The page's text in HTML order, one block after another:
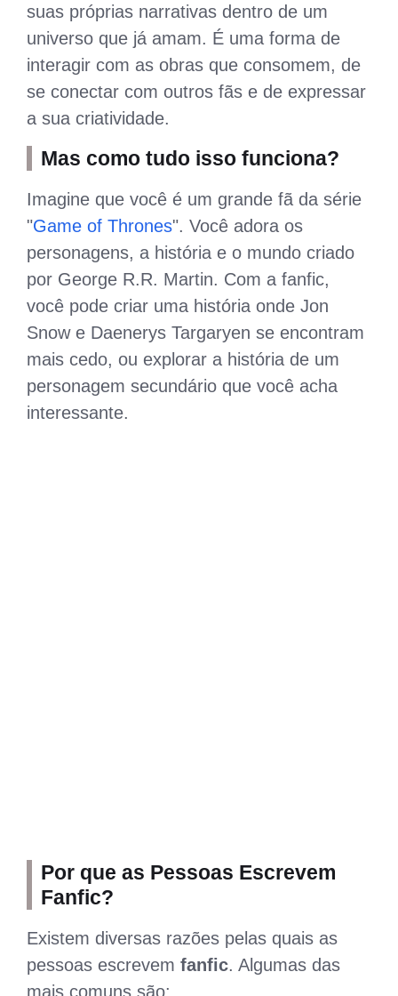
suas próprias narrativas dentro de um
universo que já amam. É uma forma de
interagir com as obras que consomem, de
se conectar com outros fãs e de expressar
a sua criatividade.
Mas como tudo isso funciona?
Imagine que você é um grande fã da série
"Game of Thrones". Você adora os
personagens, a história e o mundo criado
por George R.R. Martin. Com a fanfic,
você pode criar uma história onde Jon
Snow e Daenerys Targaryen se encontram
mais cedo, ou explorar a história de um
personagem secundário que você acha
interessante.
Por que as Pessoas Escrevem
Fanfic?
Existem diversas razões pelas quais as
pessoas escrevem fanfic. Algumas das
mais comuns são: